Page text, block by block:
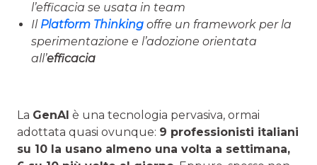
l’efficacia se usata in team
Il Platform Thinking offre un framework per la
sperimentazione e l’adozione orientata
all’efficacia
La GenAI è una tecnologia pervasiva, ormai
adottata quasi ovunque: 9 professionisti italiani
su 10 la usano almeno una volta a settimana,